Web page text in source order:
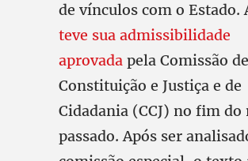
de vínculos com o Estado.
teve sua admissibilidade
aprovada pela Comissão de
Constituição e Justiça e de
Cidadania (CCJ) no fim do
passado. Após ser